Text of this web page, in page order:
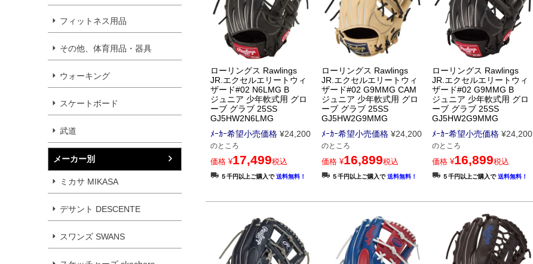
フィットネス用品
その他、体育用品・器具
ウォーキング
スケートボード
武道
メーカー別
ミカサ MIKASA
デサント DESCENTE
スワンズ SWANS
ローリングス Rawlings
JR.エクセルエリートウィ
ザード#02 N6LMG B
ジュニア 少年軟式用 グロ
ーブ グラブ 25SS
GJ5HW2N6LMG
ﾒｰｶｰ希望小売価格 ¥24,200
のところ
価格 ¥17,499税込
５千円以上ご購入で送料無料！
ローリングス Rawlings
JR.エクセルエリートウィ
ザード#02 G9MMG CAM
ジュニア 少年軟式用 グロ
ーブ グラブ 25SS
GJ5HW2G9MMG
ﾒｰｶｰ希望小売価格 ¥24,200
のところ
価格 ¥16,899税込
５千円以上ご購入で送料無料！
ローリングス Rawlings
JR.エクセルエリートウィ
ザード#02 G9MMG B
ジュニア 少年軟式用 グロ
ーブ グラブ 25SS
GJ5HW2G9MMG
ﾒｰｶｰ希望小売価格 ¥24,200
のところ
価格 ¥16,899税込
５千円以上ご購入で送料無料！